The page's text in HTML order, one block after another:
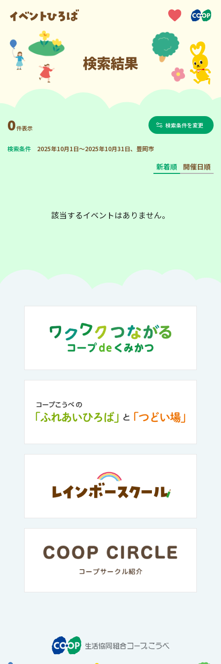
検索結果
0件表示 検索条件を変更
検索条件 2025年10月1日～2025年10月31日、豊岡市
新着順 開催日順
該当するイベントはありません。